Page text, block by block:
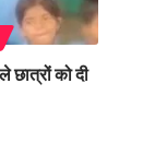
छात्रों को दी